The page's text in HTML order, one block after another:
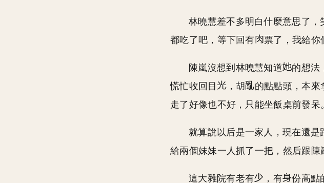
林曉慧差不多明白什麼意思了，
都吃了吧，等下回有
票了，我給你
陳嵐沒想到林曉慧知道 的想法
慌忙收回目
，胡 的點點頭，本來
走了好像也不好，只能坐飯桌前發呆
就算說以后是一家人，現在還
給兩個妹妹一人抓了一把，然后跟陳
這大雜院有老有 ，有
份高點